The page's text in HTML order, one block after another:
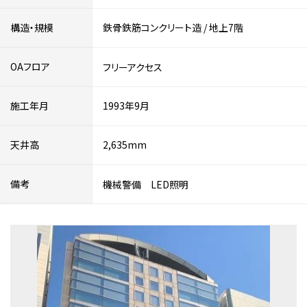
構造・規模 鉄骨鉄筋コンクリート造 /地上7階
OAフロア フリーアクセス
施工年月 1993年9月
天井高 2,635mm
備考 機械警備 LED照明